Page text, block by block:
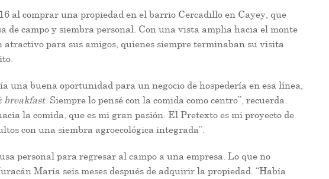
al comprar una propiedad en el barrio Cercadillo en Cayey, que
de campo y siembra personal. Con una vista amplia hacia el monte
atractivo para sus amigos, quienes siempre terminaban su visita
una buena oportunidad para un negocio de hospedería en esa línea,
breakfast. Siempre lo pensé con la comida como centro”, recuerda.
la comida, que es mi gran pasión. El Pretexto es mi proyecto de
con una siembra agroecológica integrada”.
personal para regresar al campo a una empresa. Lo que no
María seis meses después de adquirir la propiedad. “Había